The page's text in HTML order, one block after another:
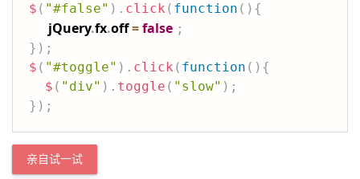
$ ( "#false" ) . click ( function ( ) {
jQuery.fx.off =false ;
} ) ;
$ ( "#toggle" ) . click ( function ( ) {
$ ( "div" ) . toggle ( "slow" ) ;
} ) ;
亲自试一试